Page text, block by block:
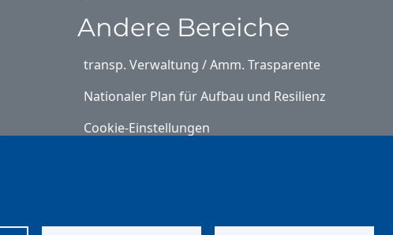
Andere Bereiche
transp. Verwaltung / Amm. Trasparente
Nationaler Plan für Aufbau und Resilienz
Cookie-Einstellungen
⎋ Schulbibliothek